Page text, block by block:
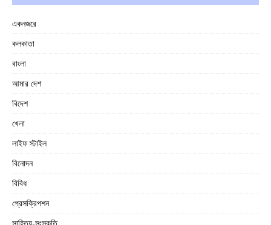
একনজরে
কলকাতা
বাংলা
আমার দেশ
বিদেশ
খেলা
লাইফ স্টাইল
বিনোদন
বিবিধ
প্রেসক্রিপশন